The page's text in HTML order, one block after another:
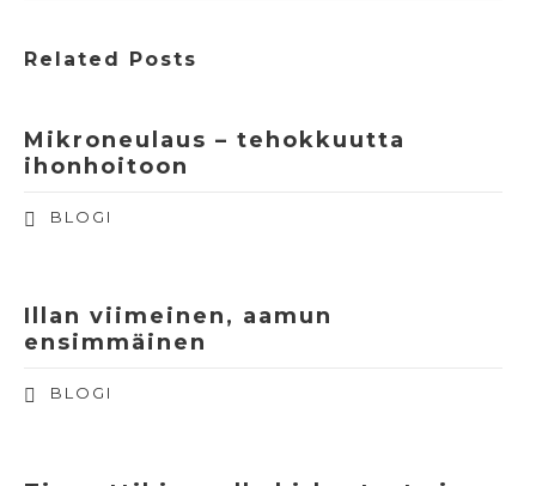
Related Posts
Mikroneulaus – tehokkuutta
ihonhoitoon
BLOGI
Illan viimeinen, aamun
ensimmäinen
BLOGI